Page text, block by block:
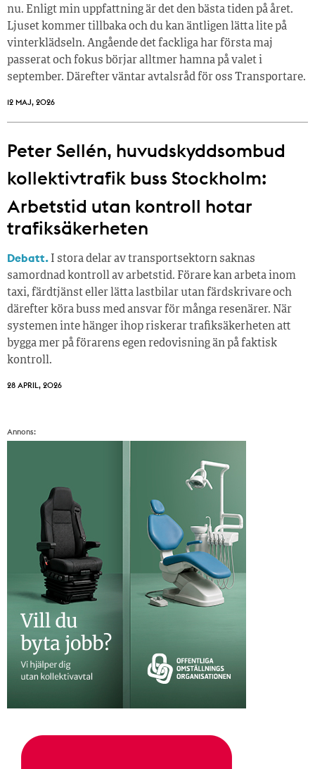
nu. Enligt min uppfattning är det den bästa tiden på året.
Ljuset kommer tillbaka och du kan äntligen lätta lite på
vinterklädseln. Angående det fackliga har första maj
passerat och fokus börjar alltmer hamna på valet i
september. Därefter väntar avtalsråd för oss Transportare.
12 MAJ, 2026
Peter Sellén, huvudskyddsombud
kollektivtrafik buss Stockholm:
Arbetstid utan kontroll hotar
trafiksäkerheten
Debatt. I stora delar av transportsektorn saknas
samordnad kontroll av arbetstid. Förare kan arbeta inom
taxi, färdtjänst eller lätta lastbilar utan färdskrivare och
därefter köra buss med ansvar för många resenärer. När
systemen inte hänger ihop riskerar trafiksäkerheten att
bygga mer på förarens egen redovisning än på faktisk
kontroll.
28 APRIL, 2026
Annons: